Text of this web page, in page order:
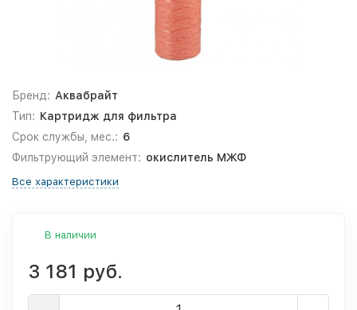
Бренд: Аквабрайт
Тип: Картридж для фильтра
Срок службы, мес.: 6
Фильтрующий элемент: окислитель МЖФ
Все характеристики
В наличии
3 181 руб.